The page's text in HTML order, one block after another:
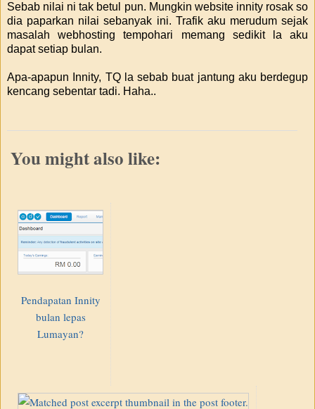
Sebab nilai ni tak betul pun. Mungkin website innity rosak so
dia paparkan nilai sebanyak ini. Trafik aku merudum sejak
masalah webhosting tempohari memang sedikit la aku
dapat setiap bulan.
Apa-apapun Innity, TQ la sebab buat jantung aku berdegup
kencang sebentar tadi. Haha..
You might also like:
Pendapatan Innity
bulan lepas
Lumayan?